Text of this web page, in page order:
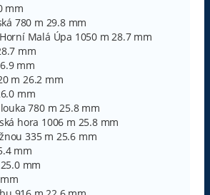
mm
780 m 29.8 mm
Malá Úpa 1050 m 28.7 mm
mm
mm
m 26.2 mm
mm
780 m 25.8 mm
hora 1006 m 25.8 mm
335 m 25.6 mm
mm
mm